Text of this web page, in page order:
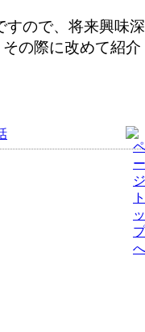
ので、将来興味深
の際に改めて紹介